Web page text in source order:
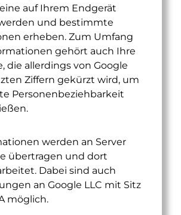
auf Ihrem Endgerät
und bestimmte
erheben. Zum Umfang
gehört auch Ihre
die allerdings von Google
Ziffern gekürzt wird, um
Personenbeziehbarkeit
werden an Server
übertragen und dort
Dabei sind auch
an Google LLC mit Sitz
möglich.